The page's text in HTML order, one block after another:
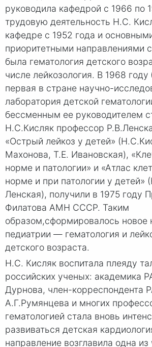
руководила кафедрой с 1966 по
трудовую деятельность Н.С.
кафедре с 1952 года и
приоритетными направлениями
была гематология детского
числе лейкозология. В 1968
первая в стране научно-
лаборатория детской
бессменным ее руководителем
Н.С.Кисляк профессор
«Острый лейкоз у детей»
Махонова, Т.Е. Ивановская),
норме и патологии» и «Атлас
норме и при патологии у детей»
Ленская), получили в 1975 году
Филатова АМН СССР. Таким
образом,сформировалось новое
педиатрии — гематология и
детского возраста.
Н.С. Кисляк воспитала плеяду
российских ученых: академика
Дурнова, член-корреспондента
А.Г.Румянцева и многих
гематологией стала вновь
развиваться детская
направление возглавила одна